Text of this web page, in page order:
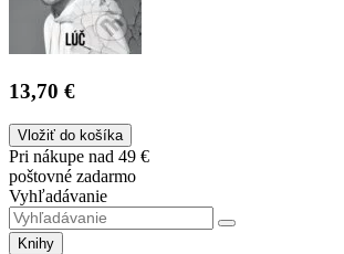
13,70 €
Vložiť do košíka
Pri nákupe nad 49 €
poštovné zadarmo
Vyhľadávanie
Knihy